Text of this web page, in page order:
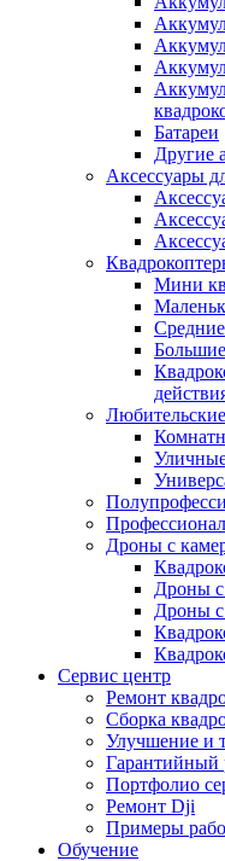
Батареи
Другие
Аксессуары
Мини
Дроны с
Дроны с
Дроны с
Сервис центр
Ремонт
Сборка
Улучшение и
Гарантийный
Портфолио
Ремонт Dji
Примеры
Обучение